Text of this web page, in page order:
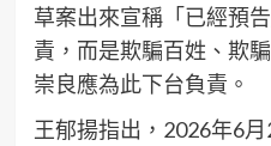
草案出來宣稱「已經預
責，而是欺騙百姓、欺
崇良應為此下台負責。
王郁揚指出，2026年6